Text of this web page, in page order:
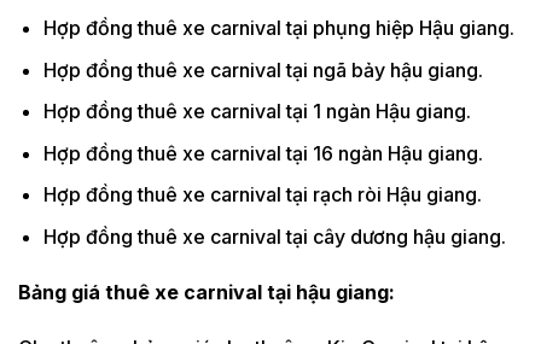
Hợp đồng thuê xe carnival tại phụng hiệp Hậu giang.
Hợp đồng thuê xe carnival tại ngã bảy hậu giang.
Hợp đồng thuê xe carnival tại 1 ngàn Hậu giang.
Hợp đồng thuê xe carnival tại 16 ngàn Hậu giang.
Hợp đồng thuê xe carnival tại rạch ròi Hậu giang.
Hợp đồng thuê xe carnival tại cây dương hậu giang.
Bảng giá thuê xe carnival tại hậu giang: